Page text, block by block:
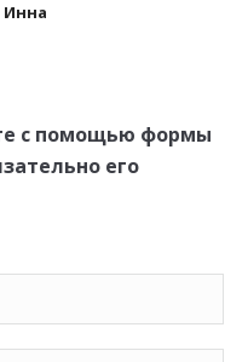
Инна
с помощью формы
его